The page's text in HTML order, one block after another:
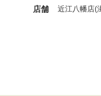
店舗 近江八幡店(